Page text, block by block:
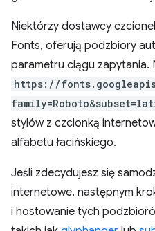
Niektórzy dostawcy
Fonts, oferują podzbiory
parametru ciągu zapytania.
https://
stylów z czcionką
alfabetu łacińskiego.
Jeśli zdecydujesz się
internetowe, następnym
i hostowanie tych